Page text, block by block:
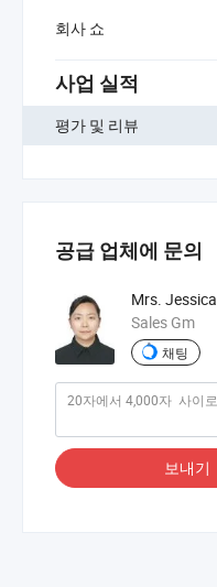
회사 쇼
사업 실적
평가 및 리뷰
공급 업체에 문의
Mrs. Jessica
Sales Gm
채팅
보내기